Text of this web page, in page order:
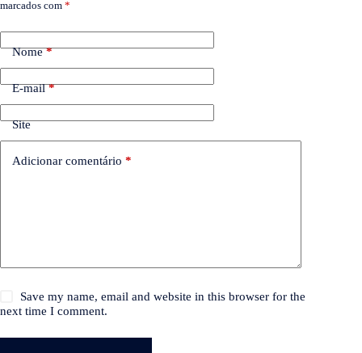
marcados com *
Nome*
E-mail*
Site
Adicionar comentário *
Save my name, email and website in this browser for the
next time I comment.